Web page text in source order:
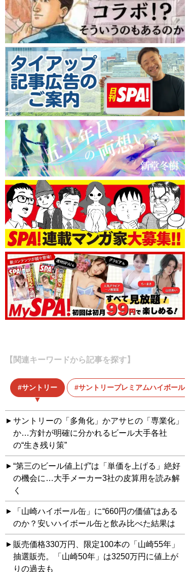
【関連キーワードから記事を探す】
サントリー サントリープレミアムハイボール＜
サントリーの「多角化」かアサヒの「専業化」
か…方針が明確に分かれるビール大手各社
の“生き残り策”
“第三のビール値上げ”は「単価を上げる」絶好
の機会に…大手メーカー3社の皮算用を読み解
く
「山崎ハイボール缶」に“660円の価値”はある
のか？安いハイボール缶と飲み比べた結果は
販売価格330万円、限定100本の「山崎55年」
抽選販売。「山崎50年」は3250万円に値上が
りの過去も